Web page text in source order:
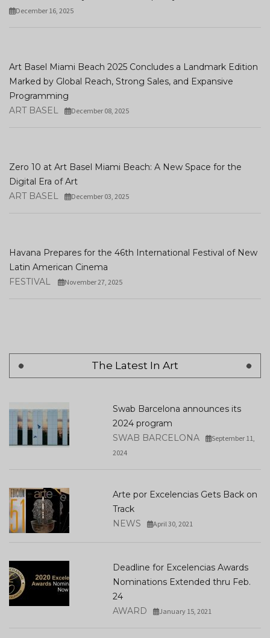
December 16, 2025
Art Basel Miami Beach 2025 Concludes a Landmark Edition
Marked by Global Reach, Strong Sales, and Expansive
Programming
ART BASEL
December 08, 2025
Zero 10 at Art Basel Miami Beach: A New Space for the
Digital Era of Art
ART BASEL
December 03, 2025
Havana Prepares for the 46th International Festival of New
Latin American Cinema
FESTIVAL
November 27, 2025
The Latest In Art
Swab Barcelona announces its
2024 program
SWAB BARCELONA
September 11,
2024
Arte por Excelencias Gets Back on
Track
NEWS
April 30, 2021
Deadline for Excelencias Awards
Nominations Extended thru Feb.
24
AWARD
January 15, 2021